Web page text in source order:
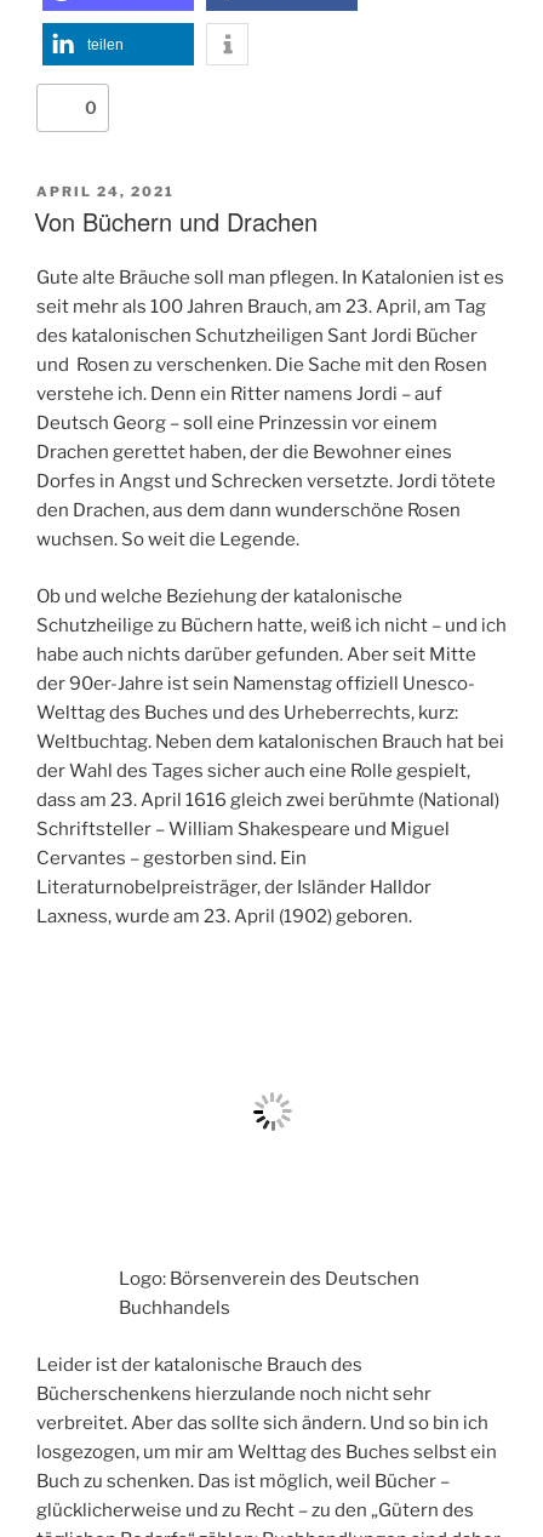
teilen
0
VERÖFFENTLICHT
AM
APRIL 24, 2021
Von Büchern und Drachen
Gute alte Bräuche soll man pflegen. In Katalonien ist es
seit mehr als 100 Jahren Brauch, am 23. April, am Tag
des katalonischen Schutzheiligen Sant Jordi Bücher
und Rosen zu verschenken. Die Sache mit den Rosen
verstehe ich. Denn ein Ritter namens Jordi – auf
Deutsch Georg – soll eine Prinzessin vor einem
Drachen gerettet haben, der die Bewohner eines
Dorfes in Angst und Schrecken versetzte. Jordi tötete
den Drachen, aus dem dann wunderschöne Rosen
wuchsen. So weit die Legende.
Ob und welche Beziehung der katalonische
Schutzheilige zu Büchern hatte, weiß ich nicht – und ich
habe auch nichts darüber gefunden. Aber seit Mitte
der 90er-Jahre ist sein Namenstag offiziell Unesco-
Welttag des Buches und des Urheberrechts, kurz:
Weltbuchtag. Neben dem katalonischen Brauch hat bei
der Wahl des Tages sicher auch eine Rolle gespielt,
dass am 23. April 1616 gleich zwei berühmte (National)
Schriftsteller – William Shakespeare und Miguel
Cervantes – gestorben sind. Ein
Literaturnobelpreisträger, der Isländer Halldor
Laxness, wurde am 23. April (1902) geboren.
Logo: Börsenverein des Deutschen
Buchhandels
Leider ist der katalonische Brauch des
Bücherschenkens hierzulande noch nicht sehr
verbreitet. Aber das sollte sich ändern. Und so bin ich
losgezogen, um mir am Welttag des Buches selbst ein
Buch zu schenken. Das ist möglich, weil Bücher –
glücklicherweise und zu Recht – zu den „Gütern des